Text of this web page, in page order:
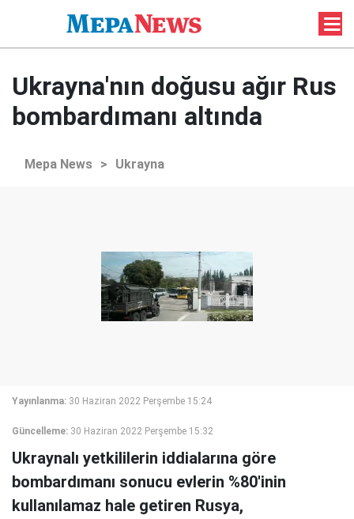
Ukrayna'nın doğusu ağır Rus
bombardımanı altında
Mepa News > Ukrayna
Yayınlanma: 30 Haziran 2022 Perşembe 15:24
Güncelleme: 30 Haziran 2022 Perşembe 15:32
Ukraynalı yetkililerin iddialarına göre
bombardımanı sonucu evlerin %80'inin
kullanılamaz hale getiren Rusya,